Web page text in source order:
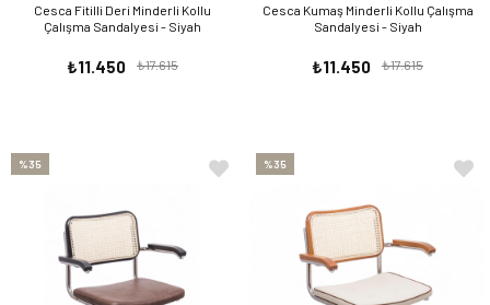
Cesca Fitilli Deri Minderli Kollu
Çalışma Sandalyesi - Siyah
₺11.450 ₺17.615
Cesca Kumaş Minderli Kollu Çalışma
Sandalyesi - Siyah
₺11.450 ₺17.615
%35 %35